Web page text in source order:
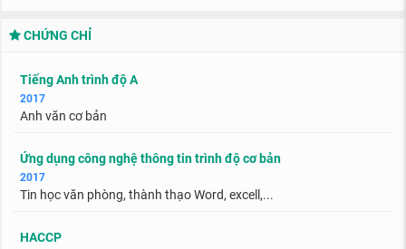
CHỨNG CHỈ
Tiếng Anh trình độ A
2017
Anh văn cơ bản
Ứng dụng công nghệ thông tin trình độ cơ bản
2017
Tin học văn phòng, thành thạo Word, excell,...
HACCP